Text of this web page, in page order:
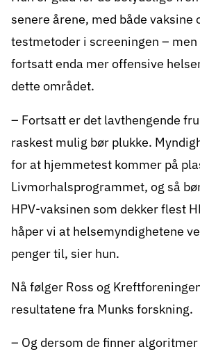
senere årene, med både vaksine
testmetoder i screeningen – men
fortsatt enda mer offensive
dette området.
– Fortsatt er det lavthengende
raskest mulig bør plukke.
for at hjemmetest kommer på
Livmorhalsprogrammet, og så
HPV-vaksinen som dekker flest
håper vi at helsemyndighetene
penger til, sier hun.
Nå følger Ross og
resultatene fra Munks forskning.
– Og dersom de finner